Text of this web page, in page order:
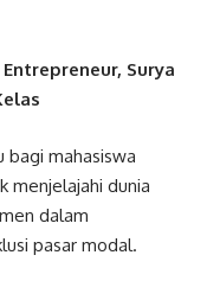
Surya
bagi mahasiswa
menjelajahi dunia
dalam
pasar modal.